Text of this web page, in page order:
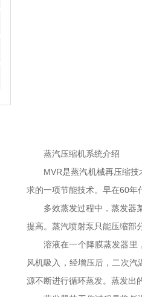
蒸汽压缩机系统介绍
MVR是蒸汽机械再压缩
求的一项节能技术。早在60年
多效蒸发过程中，蒸发器
提高。蒸汽喷射泵只能压缩部
溶液在一个降膜蒸发器里
风机吸入，经增压后，二次汽
源不断进行循环蒸发。蒸发出